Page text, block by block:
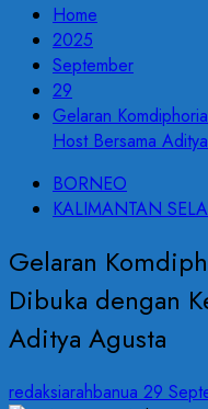
Home
2025
September
29
Gelaran
Host Bersama
BORNEO
KALIMANTAN
Gelaran
Dibuka dengan
Aditya Agusta
redaksiarahbanua 29